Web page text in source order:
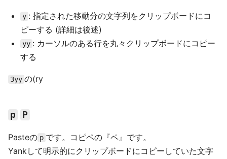
y : 指定された移動分の文字列をクリップボードにコ
ピーする (詳細は後述)
yy : カーソルのある行を丸々クリップボードにコピー
する
3yy の(ry
p P
Pasteの p です。コピペの『ペ』です。
Yankして明示的にクリップボードにコピーしていた文字